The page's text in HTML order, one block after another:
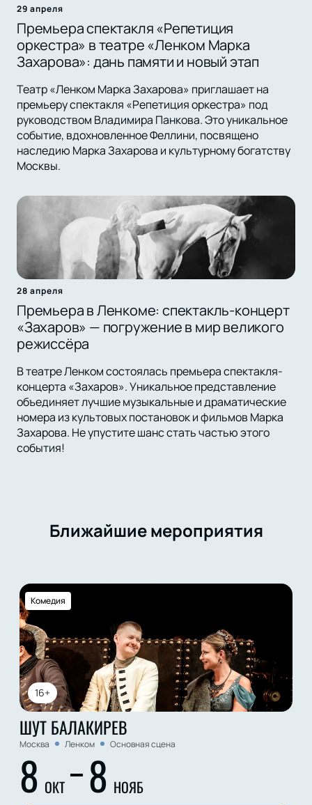
29 апреля
Премьера спектакля «Репетиция
оркестра» в театре «Ленком Марка
Захарова»: дань памяти и новый этап
Театр «Ленком Марка Захарова» приглашает на
премьеру спектакля «Репетиция оркестра» под
руководством Владимира Панкова. Это уникальное
событие, вдохновленное Феллини, посвящено
наследию Марка Захарова и культурному богатству
Москвы.
28 апреля
Премьера в Ленкоме: спектакль-концерт
«Захаров» — погружение в мир великого
режиссёра
В театре Ленком состоялась премьера спектакля-
концерта «Захаров». Уникальное представление
объединяет лучшие музыкальные и драматические
номера из культовых постановок и фильмов Марка
Захарова. Не упустите шанс стать частью этого
события!
Ближайшие мероприятия
16+
Комедия
ШУТ БАЛАКИРЕВ
Москва Ленком Основная сцена
8 ОКТ 8 НОЯБ